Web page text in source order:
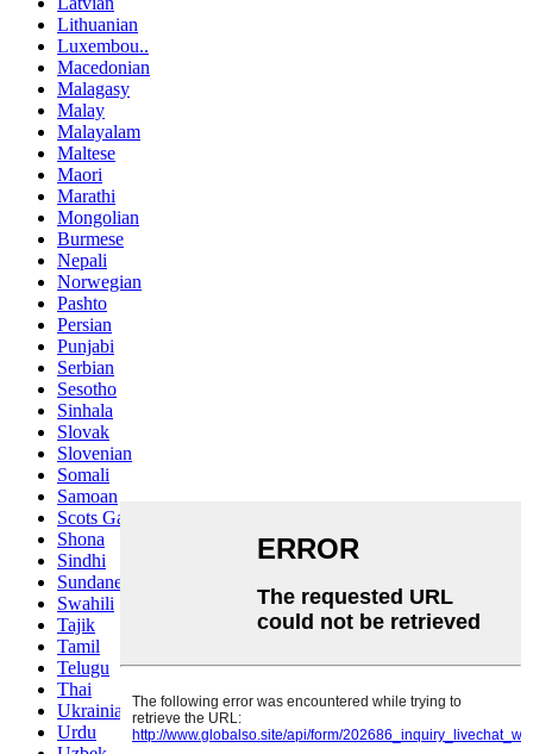
Lithuanian
Luxembou..
Macedonian
Malagasy
Malay
Malayalam
Maltese
Maori
Marathi
Mongolian
Burmese
Nepali
Norwegian
Pashto
Persian
Punjabi
Serbian
Sesotho
Sinhala
Slovak
Slovenian
Somali
Samoan
Scots Gaelic
Shona
Sindhi
Sundanese
Swahili
Tajik
Tamil
Telugu
Thai
Ukrainian
Urdu